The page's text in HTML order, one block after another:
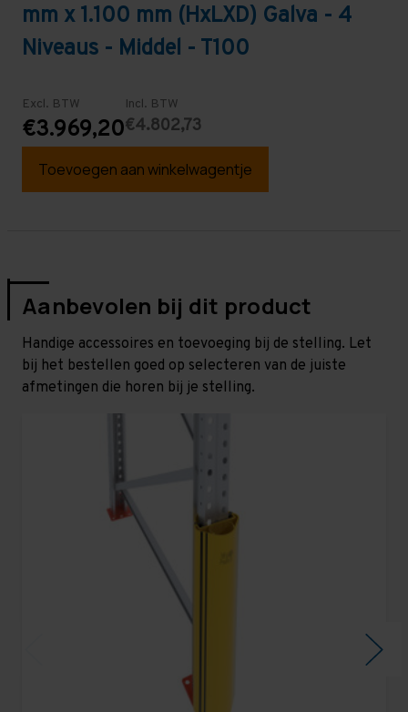
mm x 1.100 mm (HxLXD) Galva - 4
Niveaus - Middel - T100
Excl. BTW
€3.969,20
Incl. BTW
€4.802,73
Toevoegen aan winkelwagentje
Aanbevolen bij dit product
Handige accessoires en toevoeging bij de stelling. Let
bij het bestellen goed op selecteren van de juiste
afmetingen die horen bij je stelling.